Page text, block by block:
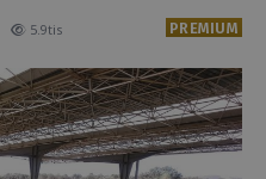
5.9tis PREMIUM